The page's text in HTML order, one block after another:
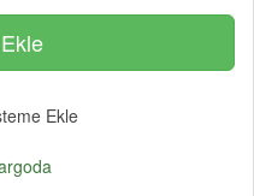
Ekle